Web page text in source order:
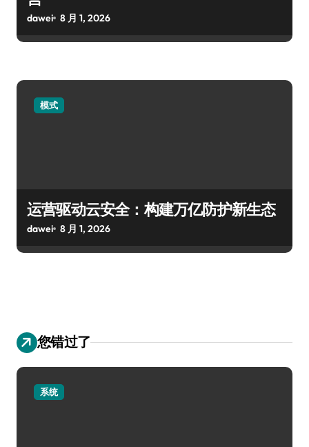
dawei 8 月 1, 2026
模式
运营驱动云安全：构建万亿防护新生态
dawei 8 月 1, 2026
您错过了
系统